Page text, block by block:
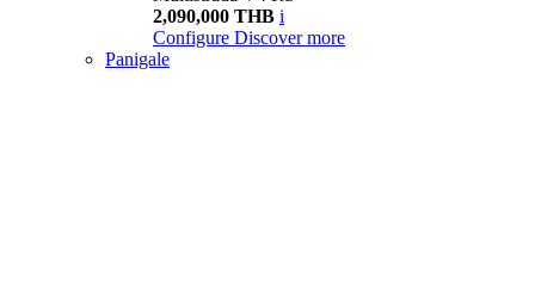
2,090,000 THB i
Configure Discover more
Panigale